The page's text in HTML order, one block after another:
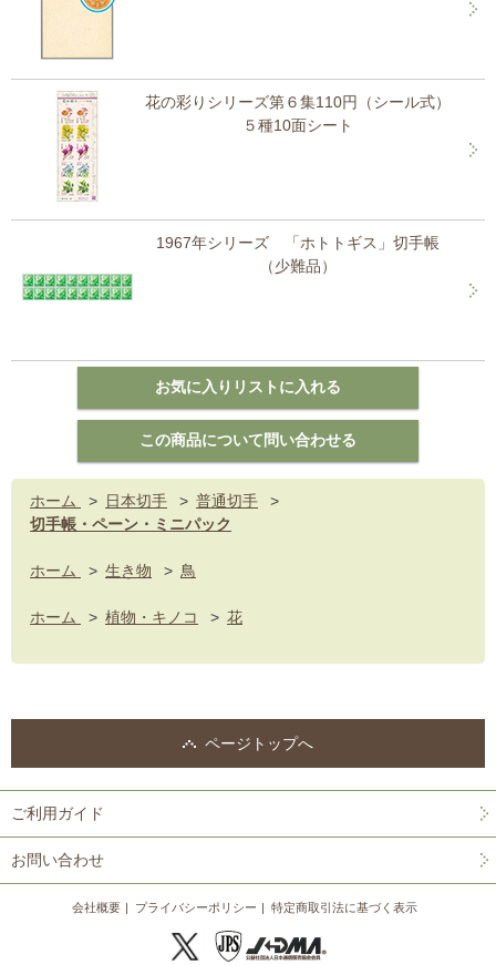
花の彩りシリーズ第６集110円（シール式）
５種10面シート
1967年シリーズ 「ホトトギス」切手帳
（少難品）
ホーム > 日本切手 > 普通切手
>
切手帳・ペーン・ミニパック
ホーム > 生き物 > 鳥
ホーム > 植物・キノコ > 花
ページトップへ
ご利用ガイド
お問い合わせ
会社概要 プライバシーポリシー 特定商取引法に基づく表示